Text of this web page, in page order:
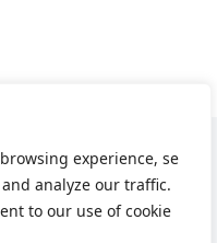
experience, se
analyze our traffic.
to our use of cookie